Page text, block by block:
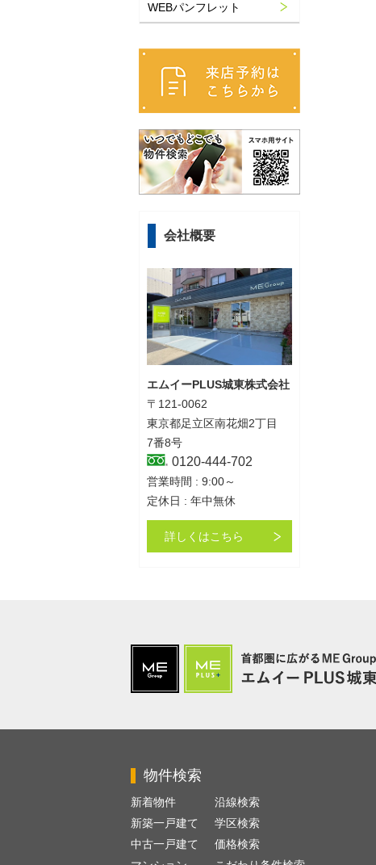
WEBパンフレット
会社概要
エムイーPLUS城東株式会社
〒121-0062
東京都足立区南花畑2丁目
7番8号
0120-444-702
営業時間 : 9:00～
定休日 : 年中無休
詳しくはこちら
物件検索
新着物件
新築一戸建て
中古一戸建て
沿線検索
学区検索
価格検索